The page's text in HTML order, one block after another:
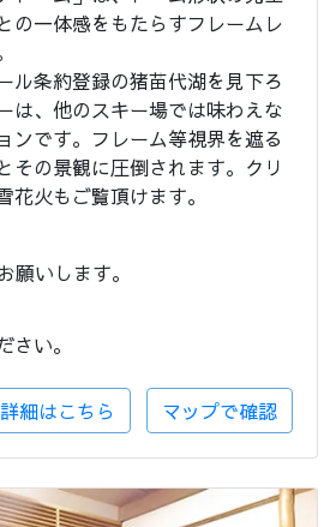
の一体感をもたらすフレームレ
ル条約登録の猪苗代湖を見下ろ
は、他のスキー場では味わえな
ンです。フレーム等視界を遮る
その景観に圧倒されます。クリ
花火もご覧頂けます。
願いします。
さい。
詳細はこちら マップで確認